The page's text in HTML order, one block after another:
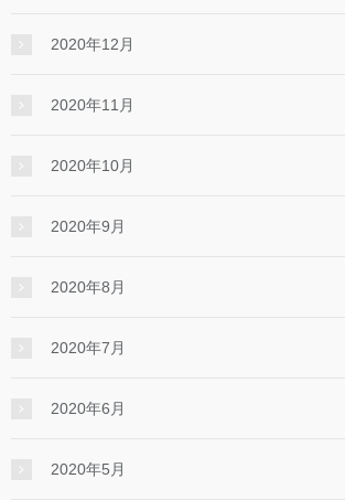
2020年12月
2020年11月
2020年10月
2020年9月
2020年8月
2020年7月
2020年6月
2020年5月